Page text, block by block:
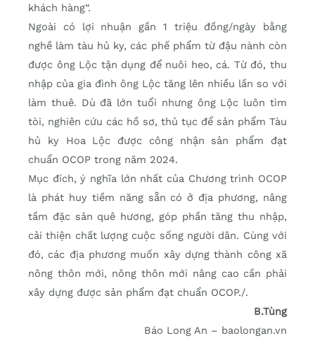
khách hàng”.
Ngoài có lợi nhuận gần 1 triệu đồng/ngày bằng
nghề làm tàu hủ ky, các phế phẩm từ đậu nành còn
được ông Lộc tận dụng để nuôi heo, cá. Từ đó, thu
nhập của gia đình ông Lộc tăng lên nhiều lần so với
làm thuê. Dù đã lớn tuổi nhưng ông Lộc luôn tìm
tòi, nghiên cứu các hồ sơ, thủ tục để sản phẩm Tàu
hủ ky Hoa Lộc được công nhận sản phẩm đạt
chuẩn OCOP trong năm 2024.
Mục đích, ý nghĩa lớn nhất của Chương trình OCOP
là phát huy tiềm năng sẵn có ở địa phương, nâng
tầm đặc sản quê hương, góp phần tăng thu nhập,
cải thiện chất lượng cuộc sống người dân. Cùng với
đó, các địa phương muốn xây dựng thành công xã
nông thôn mới, nông thôn mới nâng cao cần phải
xây dựng được sản phẩm đạt chuẩn OCOP./.
B.Tùng
Báo Long An – baolongan.vn